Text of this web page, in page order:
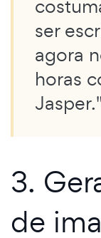
ser
agora
horas
3.
de